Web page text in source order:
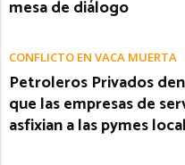
mesa de diálogo
CONFLICTO EN VACA MUERTA
Petroleros Privados
que las empresas de
asfixian a las pymes